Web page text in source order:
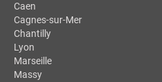
Caen
Cagnes-sur-Mer
Chantilly
Lyon
Marseille
Massy